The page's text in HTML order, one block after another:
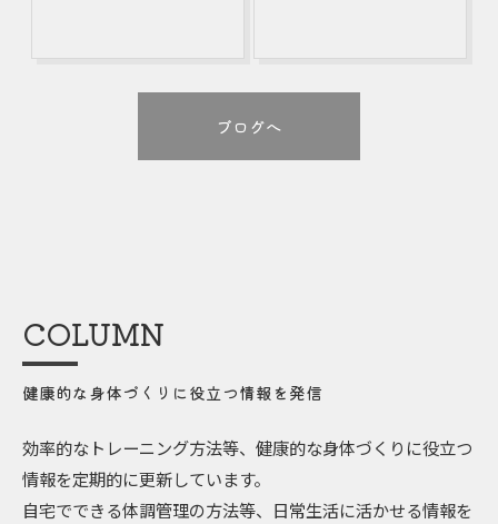
ブログへ
COLUMN
健康的な身体づくりに役立つ情報を発信
効率的なトレーニング方法等、健康的な身体づくりに役立つ
情報を定期的に更新しています。
自宅でできる体調管理の方法等、日常生活に活かせる情報を